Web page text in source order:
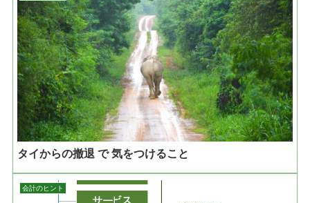
タイからの撤退 で 気をつけること
会計のヒント